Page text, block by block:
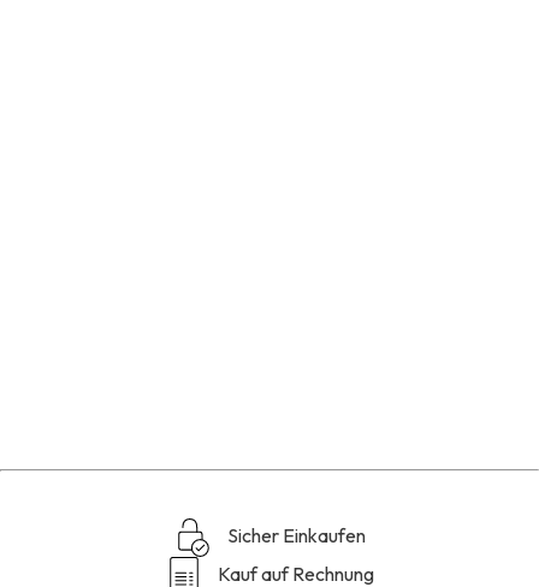
Sicher Einkaufen
Kauf auf Rechnung